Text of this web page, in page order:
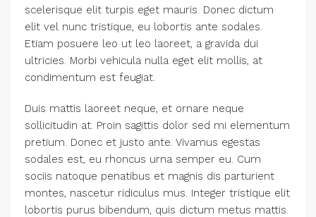
scelerisque elit turpis eget mauris. Donec dictum
elit vel nunc tristique, eu lobortis ante sodales.
Etiam posuere leo ut leo laoreet, a gravida dui
ultricies. Morbi vehicula nulla eget elit mollis, at
condimentum est feugiat.
Duis mattis laoreet neque, et ornare neque
sollicitudin at. Proin sagittis dolor sed mi elementum
pretium. Donec et justo ante. Vivamus egestas
sodales est, eu rhoncus urna semper eu. Cum
sociis natoque penatibus et magnis dis parturient
montes, nascetur ridiculus mus. Integer tristique elit
lobortis purus bibendum, quis dictum metus mattis.